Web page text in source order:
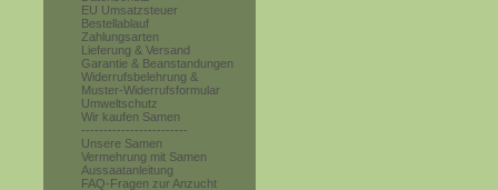
EU Umsatzsteuer
Bestellablauf
Zahlungsarten
Lieferung & Versand
Garantie & Beanstandungen
Widerrufsbelehrung &
Muster-Widerrufsformular
Umweltschutz
Wir kaufen Samen
------------------------
Unsere Samen
Vermehrung mit Samen
Aussaatanleitung
FAQ-Fragen zur Anzucht